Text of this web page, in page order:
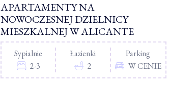
APARTAMENTY NA
NOWOCZESNEJ DZIELNICY
MIESZKALNEJ W ALICANTE
Sypialnie
2-3
Łazienki
2
Parking
W CENIE